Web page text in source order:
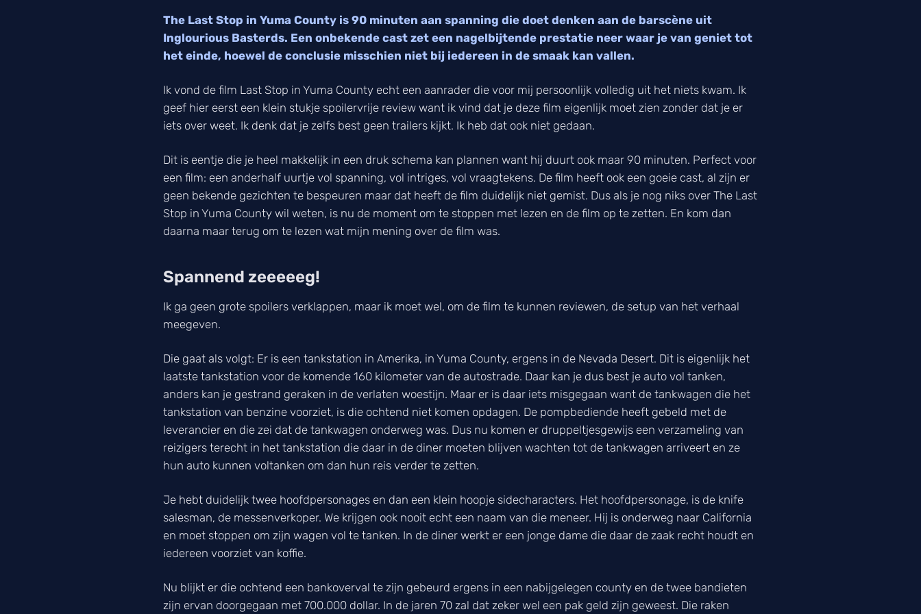
The Last Stop in Yuma County is 90 minuten aan spanning die doet denken aan de barscène uit
Inglourious Basterds. Een onbekende cast zet een nagelbijtende prestatie neer waar je van geniet tot
het einde, hoewel de conclusie misschien niet bij iedereen in de smaak kan vallen.
Ik vond de film Last Stop in Yuma County echt een aanrader die voor mij persoonlijk volledig uit het niets kwam. Ik
geef hier eerst een klein stukje spoilervrije review want ik vind dat je deze film eigenlijk moet zien zonder dat je er
iets over weet. Ik denk dat je zelfs best geen trailers kijkt. Ik heb dat ook niet gedaan.
Dit is eentje die je heel makkelijk in een druk schema kan plannen want hij duurt ook maar 90 minuten. Perfect voor
een film: een anderhalf uurtje vol spanning, vol intriges, vol vraagtekens. De film heeft ook een goeie cast, al zijn er
geen bekende gezichten te bespeuren maar dat heeft de film duidelijk niet gemist. Dus als je nog niks over The Last
Stop in Yuma County wil weten, is nu de moment om te stoppen met lezen en de film op te zetten. En kom dan
daarna maar terug om te lezen wat mijn mening over de film was.
Spannend zeeeeeg!
Ik ga geen grote spoilers verklappen, maar ik moet wel, om de film te kunnen reviewen, de setup van het verhaal
meegeven.
Die gaat als volgt: Er is een tankstation in Amerika, in Yuma County, ergens in de Nevada Desert. Dit is eigenlijk het
laatste tankstation voor de komende 160 kilometer van de autostrade. Daar kan je dus best je auto vol tanken,
anders kan je gestrand geraken in de verlaten woestijn. Maar er is daar iets misgegaan want de tankwagen die het
tankstation van benzine voorziet, is die ochtend niet komen opdagen. De pompbediende heeft gebeld met de
leverancier en die zei dat de tankwagen onderweg was. Dus nu komen er druppeltjesgewijs een verzameling van
reizigers terecht in het tankstation die daar in de diner moeten blijven wachten tot de tankwagen arriveert en ze
hun auto kunnen voltanken om dan hun reis verder te zetten.
Je hebt duidelijk twee hoofdpersonages en dan een klein hoopje sidecharacters. Het hoofdpersonage, is de knife
salesman, de messenverkoper. We krijgen ook nooit echt een naam van die meneer. Hij is onderweg naar California
en moet stoppen om zijn wagen vol te tanken. In de diner werkt er een jonge dame die daar de zaak recht houdt en
iedereen voorziet van koffie.
Nu blijkt er die ochtend een bankoverval te zijn gebeurd ergens in een nabijgelegen county en de twee bandieten
zijn ervan doorgegaan met 700.000 dollar. In de jaren 70 zal dat zeker wel een pak geld zijn geweest. Die raken